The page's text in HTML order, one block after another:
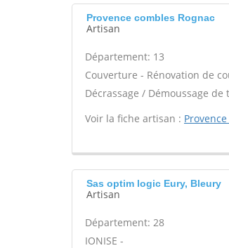
Provence combles Rognac
Artisan
Département: 13
Couverture - Rénovation de
Décrassage / Démoussage de
Voir la fiche artisan :
Sas optim logic Eury, Bleury
Artisan
Département: 28
IONISE -